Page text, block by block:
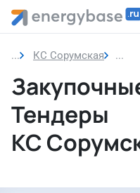
КС Сорумская
Тендеры
КС